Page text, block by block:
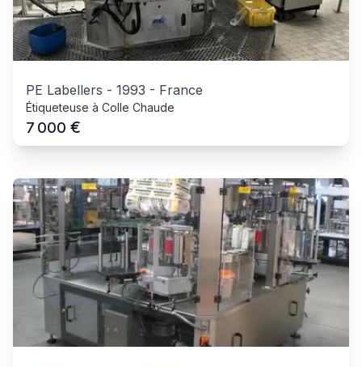
PE Labellers - 1993 - France
Étiqueteuse à Colle Chaude
7 000 €